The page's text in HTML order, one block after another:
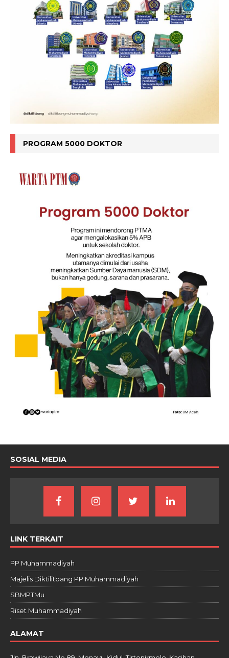
PROGRAM 5000 DOKTOR
SOSIAL MEDIA
LINK TERKAIT
PP Muhammadiyah
Majelis Diktilitbang PP Muhammadiyah
SBMPTMu
Riset Muhammadiyah
ALAMAT